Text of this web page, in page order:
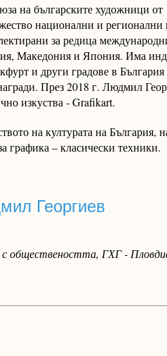
на българските художници
национални и регионални
за редица
Македония и Япония. Има
и други градове в
През 2018 г. Людмил
изкуства - Grafikart.
на културата на България,
графика – класически техники.
Георгиев
обществеността, ГХГ -